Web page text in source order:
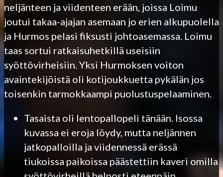
neljänteen ja viidenteen erään, joissa Loimu
joutui takaa-ajajan asemaan jo erien alkupuolella
ja Hurmos pelasi fiksusti johtoasemassa. Loimu
taas sortui ratkaisuhetkillä useisiin
syöttövirheisiin. Yksi Hurmoksen voiton
avaintekijöistä oli kotijoukkuetta pykälän jos
toisenkin tarmokkaampi puolustuspelaaminen.
Tasaista oli lentopallopeli tänään. Isossa
kuvassa ei eroja löydy, mutta neljännen
jatkopalloilla ja viidennessä erässä
tiukoissa paikoissa päästettiin kaveri omilla